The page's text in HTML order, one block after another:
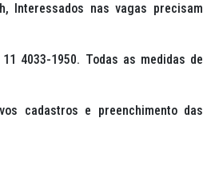
Interessados nas vagas precisam
4033-1950. Todas as medidas de
cadastros e preenchimento das